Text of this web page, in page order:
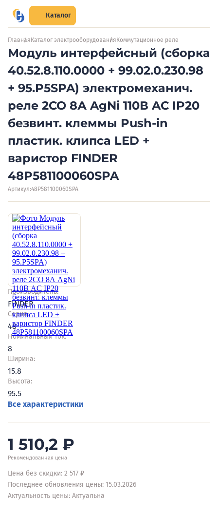
Каталог
Главная Каталог электрооборудования Коммутационное реле
Модуль интерфейсный (сборка
40.52.8.110.0000 + 99.02.0.230.98
+ 95.P5SPA) электромеханич.
реле 2CO 8А AgNi 110В AC IP20
безвинт. клеммы Push-in
пластик. клипса LED +
варистор FINDER
48P581100060SPA
Артикул:48P581100060SPA
Производитель:
FINDER
Серия:
48
Номинальный ток:
8
Ширина:
15.8
Высота:
95.5
Все характеристики
1 510,2 ₽
Рекомендованная цена
Цена без скидки: 2 517 ₽
Последнее обновления цены: 15.03.2026
Актуальность цены: Актуальна